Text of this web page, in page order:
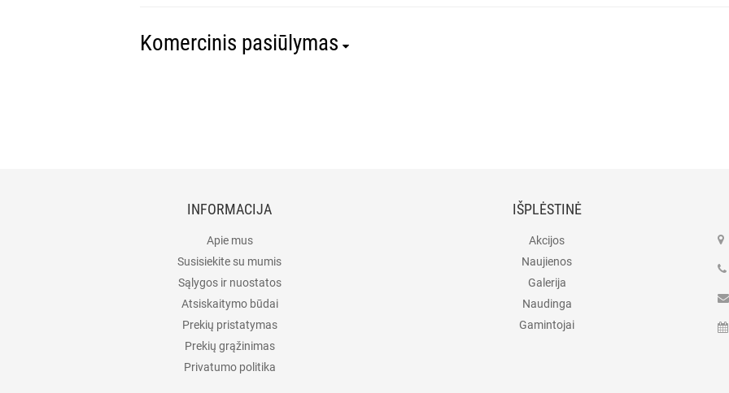
Komercinis pasiūlymas
INFORMACIJA
Apie mus
Susisiekite su mumis
Sąlygos ir nuostatos
Atsiskaitymo būdai
Prekių pristatymas
Prekių grąžinimas
Privatumo politika
IŠPLĖSTINĖ
Akcijos
Naujienos
Galerija
Naudinga
Gamintojai